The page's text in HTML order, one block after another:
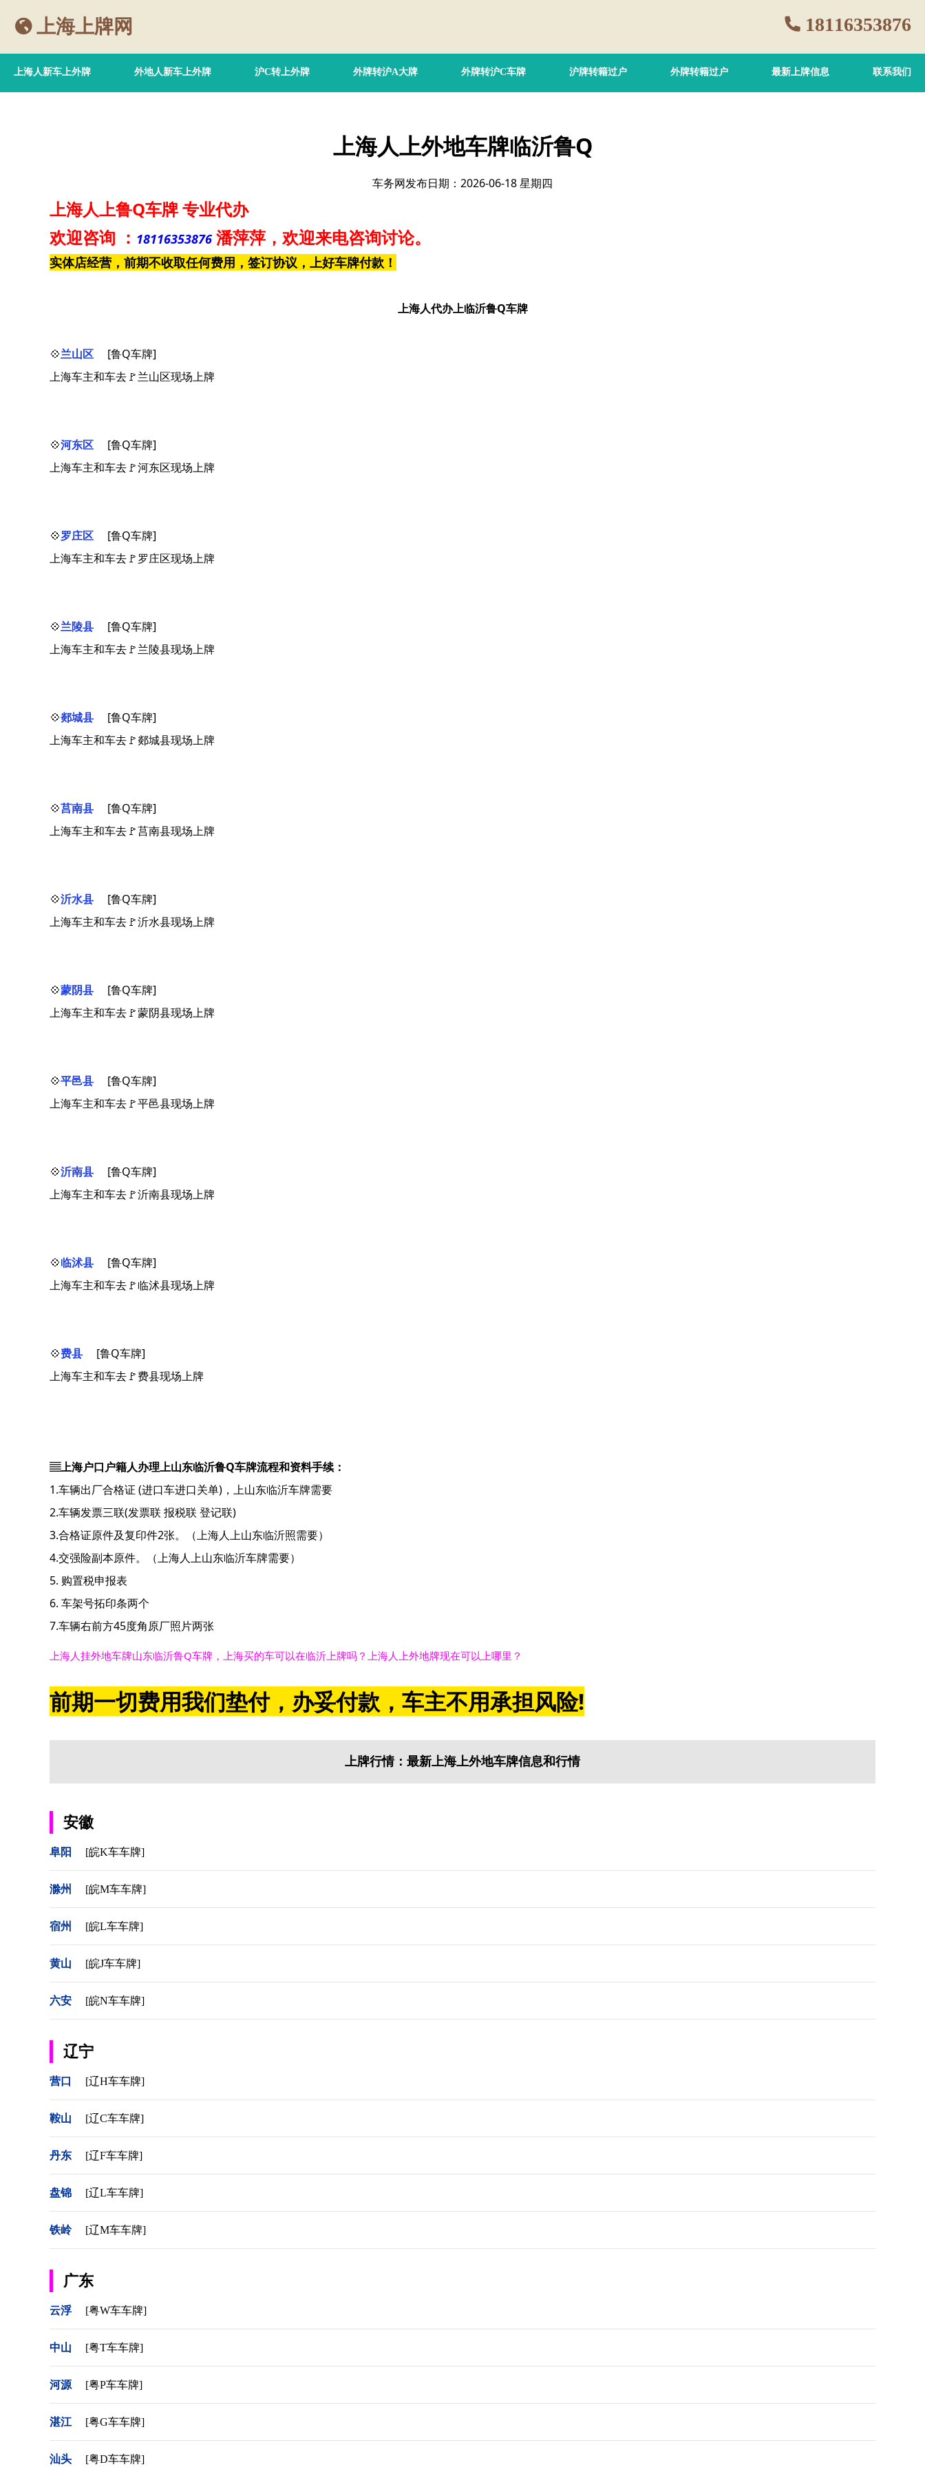
上海上牌网 18116353876
上海人新车上外牌 外地人新车上外牌 沪C转上外牌 外牌转沪A大牌 外牌转沪C车牌 沪牌转籍过户 外牌转籍过户 最新上牌信息 联系我们
上海人上外地车牌临沂鲁Q
车务网发布日期：2026-06-18 星期四
上海人上鲁Q车牌专业代办
欢迎咨询 ： 18116353876 潘萍萍 ，欢迎来电咨询讨论。
实体店经营，前期不收取任何费用，签订协议，上好车牌付款！
上海人代办上临沂鲁Q车牌
💠兰山区
[鲁Q车牌]
上海车主和车去🚩兰山区现场上牌
💠河东区
[鲁Q车牌]
上海车主和车去🚩河东区现场上牌
💠罗庄区
[鲁Q车牌]
上海车主和车去🚩罗庄区现场上牌
💠兰陵县
[鲁Q车牌]
上海车主和车去🚩兰陵县现场上牌
💠郯城县
[鲁Q车牌]
上海车主和车去🚩郯城县现场上牌
💠莒南县
[鲁Q车牌]
上海车主和车去🚩莒南县现场上牌
💠沂水县
[鲁Q车牌]
上海车主和车去🚩沂水县现场上牌
💠蒙阴县
[鲁Q车牌]
上海车主和车去🚩蒙阴县现场上牌
💠平邑县
[鲁Q车牌]
上海车主和车去🚩平邑县现场上牌
💠沂南县
[鲁Q车牌]
上海车主和车去🚩沂南县现场上牌
💠临沭县
[鲁Q车牌]
上海车主和车去🚩临沭县现场上牌
💠费县
[鲁Q车牌]
上海车主和车去🚩费县现场上牌
▤上海户口户籍人办理上山东临沂鲁Q车牌流程和资料手续：
1.车辆出厂合格证 (进口车进口关单)，上山东临沂车牌需要
2.车辆发票三联(发票联 报税联 登记联)
3.合格证原件及复印件2张。（上海人上山东临沂照需要）
4.交强险副本原件。（上海人上山东临沂车牌需要）
5. 购置税申报表
6. 车架号拓印条两个
7.车辆右前方45度角原厂照片两张
上海人挂外地车牌山东临沂鲁Q车牌，上海买的车可以在临沂上牌吗？上海人上外地牌现在可以上哪里？
前期一切费用我们垫付，办妥付款，车主不用承担风险!
上牌行情：最新上海上外地车牌信息和行情
安徽
阜阳 [皖K车车牌]
滁州 [皖M车车牌]
宿州 [皖L车车牌]
黄山 [皖J车车牌]
六安 [皖N车车牌]
辽宁
营口 [辽H车车牌]
鞍山 [辽C车车牌]
丹东 [辽F车车牌]
盘锦 [辽L车车牌]
铁岭 [辽M车车牌]
广东
云浮 [粤W车车牌]
中山 [粤T车车牌]
河源 [粤P车车牌]
湛江 [粤G车车牌]
汕头 [粤D车车牌]